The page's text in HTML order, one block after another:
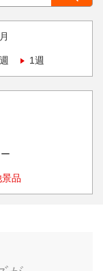
1週
品